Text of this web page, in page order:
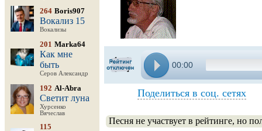
264 Boris907
Вокализ 15
Вокализы
201 Marka64
Как мне
быть
Серов Александр
192 Al-Abra
Светит луна
Хурсенко
Вячеслав
115
00:00
Поделиться в соц. сетях
Песня не участвует в рейтинге, но